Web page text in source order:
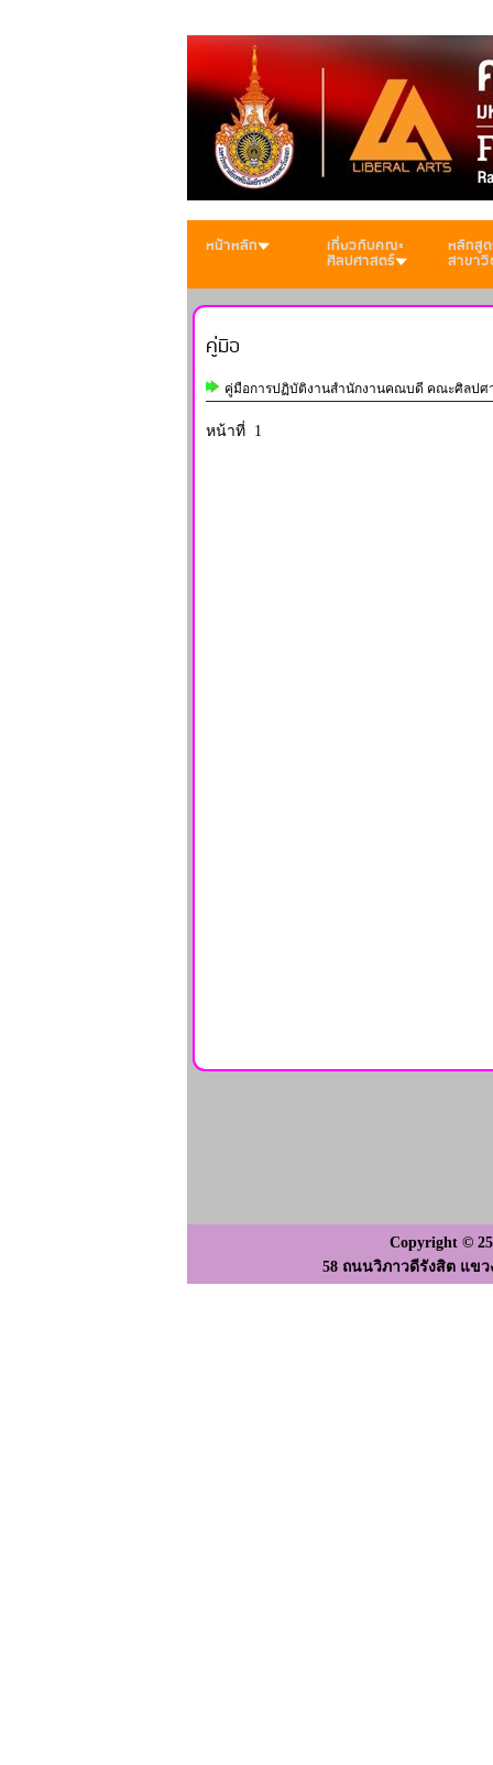
หน้าหลัก เกี่ยวกับคณะ
ศิลปศาสตร์
หลักสูต
สาขา
คู่มือ
คู่มือการปฏิบัติงานสำนักงานคณบดี คณะศิลปศ
หน้าที่ 1
Copyright ©
58 ถนนวิภาวดีรังสิต แขว